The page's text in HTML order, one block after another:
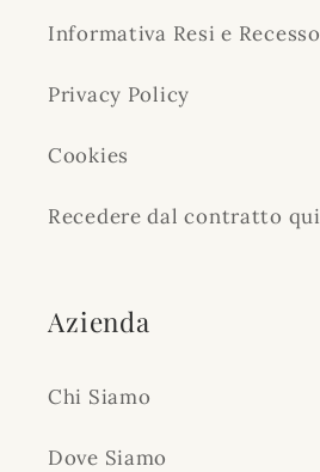
Informativa Resi e Recesso
Privacy Policy
Cookies
Recedere dal contratto qui
Azienda
Chi Siamo
Dove Siamo